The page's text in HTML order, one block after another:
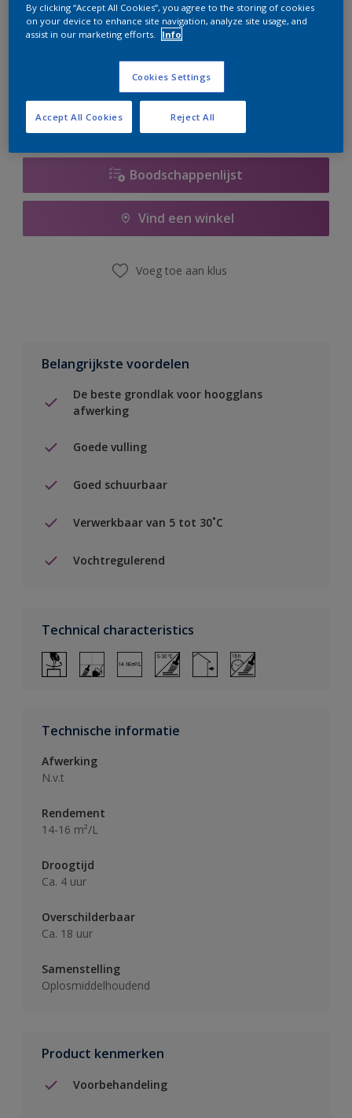
Op dit moment is het niet mogelijk dit product online
te bestellen. Houd de website in de gaten, we werken
er hard aan om de voorraad aan te vullen.
Boodschappenlijst
Vind een winkel
Voeg toe aan klus
Belangrijkste voordelen
De beste grondlak voor hoogglans
afwerking
Goede vulling
Goed schuurbaar
Verwerkbaar van 5 tot 30˚C
Vochtregulerend
Technical characteristics
Technische informatie
Afwerking
N.v.t
Rendement
14-16 m²/L
Droogtijd
Ca. 4 uur
Overschilderbaar
Ca. 18 uur
Samenstelling
Oplosmiddelhoudend
Product kenmerken
Voorbehandeling
By clicking “Accept All Cookies”, you agree to the storing of cookies
on your device to enhance site navigation, analyze site usage, and
assist in our marketing efforts.
Info
Cookies Settings
Reject All
Accept All Cookies